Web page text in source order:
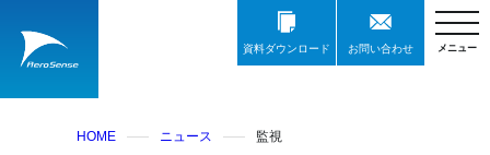
資料ダウンロード お問い合わせ
HOME ニュース 監視